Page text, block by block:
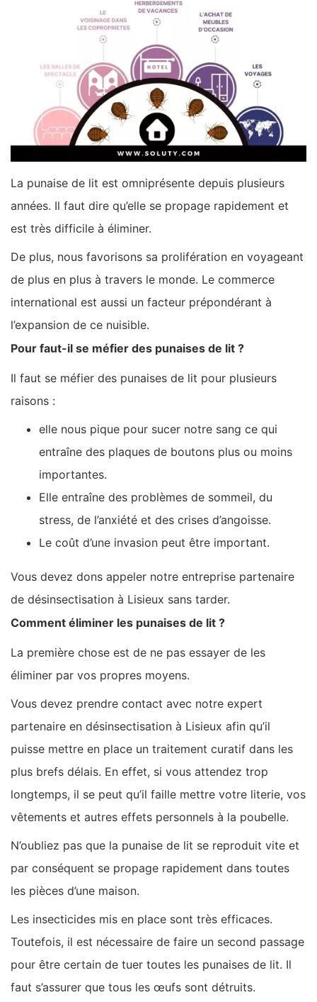
La punaise de lit est omniprésente depuis plusieurs
années. Il faut dire qu’elle se propage rapidement et
est très difficile à éliminer.
De plus, nous favorisons sa prolifération en voyageant
de plus en plus à travers le monde. Le commerce
international est aussi un facteur prépondérant à
l’expansion de ce nuisible.
Pour faut-il se méfier des punaises de lit ?
Il faut se méfier des punaises de lit pour plusieurs
raisons :
elle nous pique pour sucer notre sang ce qui
entraîne des plaques de boutons plus ou moins
importantes.
Elle entraîne des problèmes de sommeil, du
stress, de l’anxiété et des crises d’angoisse.
Le coût d’une invasion peut être important.
Vous devez dons appeler notre entreprise partenaire
de désinsectisation à Lisieux sans tarder.
Comment éliminer les punaises de lit ?
La première chose est de ne pas essayer de les
éliminer par vos propres moyens.
Vous devez prendre contact avec notre expert
partenaire en désinsectisation à Lisieux afin qu’il
puisse mettre en place un traitement curatif dans les
plus brefs délais. En effet, si vous attendez trop
longtemps, il se peut qu’il faille mettre votre literie, vos
vêtements et autres effets personnels à la poubelle.
N’oubliez pas que la punaise de lit se reproduit vite et
par conséquent se propage rapidement dans toutes
les pièces d’une maison.
Les insecticides mis en place sont très efficaces.
Toutefois, il est nécessaire de faire un second passage
pour être certain de tuer toutes les punaises de lit. Il
faut s’assurer que tous les œufs sont détruits.